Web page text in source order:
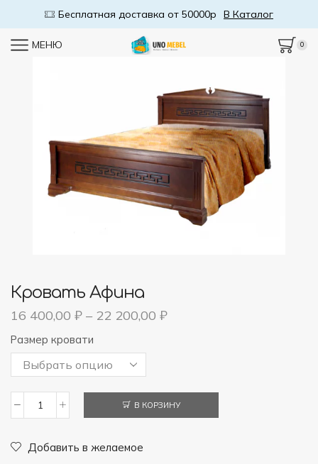
Бесплатная доставка от 50000р В Каталог
МЕНЮ 0
Кровать Афина
16 400,00 ₽ – 22 200,00 ₽
Размер кровати
Кровать
В КОРЗИНУ
Добавить в желаемое